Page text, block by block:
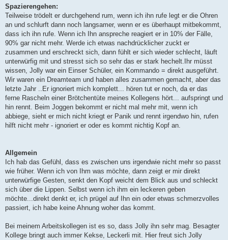
Spazierengehen:
Teilweise trödelt er durchgehend rum, wenn ich ihn rufe legt er die Ohren
an und schlurft dann noch langsamer, wenn er es überhaupt mitbekommt,
dass ich ihn rufe. Wenn ich Ihn anspreche reagiert er in 10% der Fälle,
90% gar nicht mehr. Werde ich etwas nachdrücklicher zuckt er
zusammen und erschreckt sich, dann fühlt er sich wieder schlecht, läuft
unterwürfig mit und stresst sich so sehr das er stark hechelt.Ihr müsst
wissen, Jolly war ein Einser Schüler, ein Kommando = direkt ausgeführt.
Wir waren ein Dreamteam und haben alles zusammen gemacht, aber das
letzte Jahr ..Er ignoriert mich komplett... hören tut er noch, da er das
ferne Rascheln einer Brötchentüte meines Kollegens hört... aufspringt und
hin rennt. Beim Joggen bekommt er nicht mal mehr mit, wenn ich
abbiege, sieht er mich nicht kriegt er Panik und rennt irgendwo hin, rufen
hilft nicht mehr - ignoriert er oder es kommt nichtig Kopf an.
Allgemein
Ich hab das Gefühl, dass es zwischen uns irgendwie nicht mehr so passt
wie früher. Wenn ich von Ihm was möchte, dann zeigt er mir direkt
unterwürfige Gesten, senkt den Kopf weicht dem Blick aus und schleckt
sich über die Lippen. Selbst wenn ich ihm ein leckeren geben
möchte...direkt denkt er, ich prügel auf Ihn ein oder etwas schmerzvolles
passiert, ich habe keine Ahnung woher das kommt.
Bei meinem Arbeitskollegen ist es so, dass Jolly ihn sehr mag. Besagter
Kollege bringt auch immer Kekse, Leckerli mit. Hier freut sich Jolly